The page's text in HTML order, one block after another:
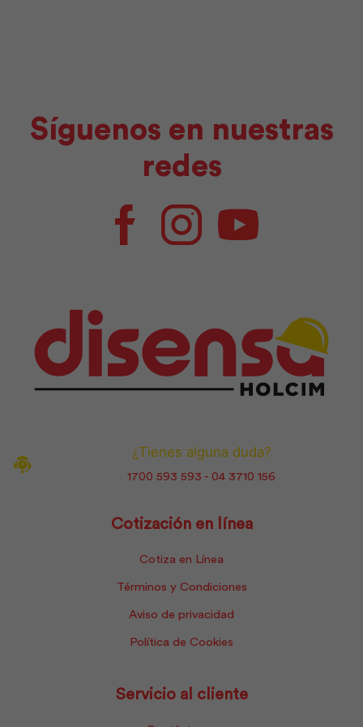
Síguenos en nuestras
redes
FacebookInstagramYoutube
¿Tienes alguna duda?
1700 593 593 - 04 3710 156
Cotización en línea
Cotiza en Línea
Términos y Condiciones
Aviso de privacidad
Política de Cookies
Servicio al cliente